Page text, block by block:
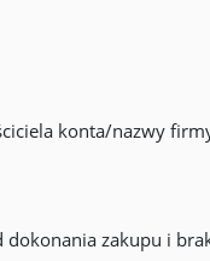
konta/nazwy
zakupu i